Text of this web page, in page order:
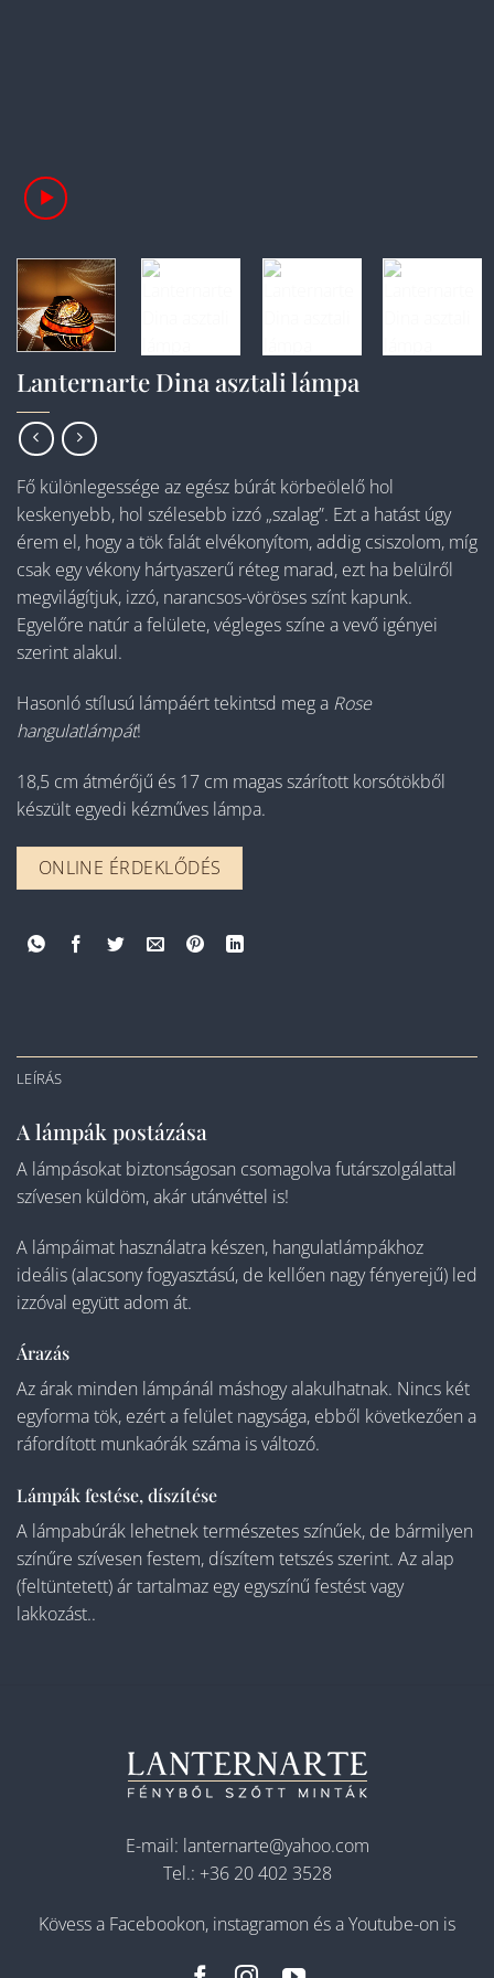
Lanternarte Dina asztali lámpa
Fő különlegessége az egész búrát körbeölelő hol
keskenyebb, hol szélesebb izzó „szalag”. Ezt a hatást úgy
érem el, hogy a tök falát elvékonyítom, addig csiszolom, míg
csak egy vékony hártyaszerű réteg marad, ezt ha belülről
megvilágítjuk, izzó, narancsos-vöröses színt kapunk.
Egyelőre natúr a felülete, végleges színe a vevő igényei
szerint alakul.
Hasonló stílusú lámpáért tekintsd meg a Rose
hangulatlámpát!
18,5 cm átmérőjű és 17 cm magas szárított korsótökből
készült egyedi kézműves lámpa.
ONLINE ÉRDEKLŐDÉS
LEÍRÁS
A lámpák postázása
A lámpásokat biztonságosan csomagolva futárszolgálattal
szívesen küldöm, akár utánvéttel is!
A lámpáimat használatra készen, hangulatlámpákhoz
ideális (alacsony fogyasztású, de kellően nagy fényerejű) led
izzóval együtt adom át.
Árazás
Az árak minden lámpánál máshogy alakulhatnak. Nincs két
egyforma tök, ezért a felület nagysága, ebből következően a
ráfordított munkaórák száma is változó.
Lámpák festése, díszítése
A lámpabúrák lehetnek természetes színűek, de bármilyen
színűre szívesen festem, díszítem tetszés szerint. Az alap
(feltüntetett) ár tartalmaz egy egyszínű festést vagy
lakkozást..
E-mail: lanternarte@yahoo.com
Tel.: +36 20 402 3528
Kövess a Facebookon, instagramon és a Youtube-on is